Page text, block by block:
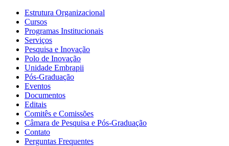
Estrutura Organizacional
Cursos
Programas Institucionais
Serviços
Pesquisa e Inovação
Polo de Inovação
Unidade Embrapii
Pós-Graduação
Eventos
Documentos
Editais
Comitês e Comissões
Câmara de Pesquisa e Pós-Graduação
Contato
Perguntas Frequentes